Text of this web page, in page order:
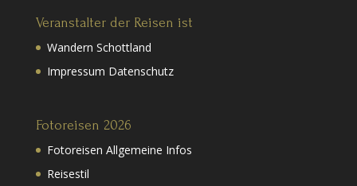
Veranstalter der Reisen ist
Wandern Schottland
Impressum Datenschutz
Fotoreisen 2026
Fotoreisen Allgemeine Infos
Reisestil